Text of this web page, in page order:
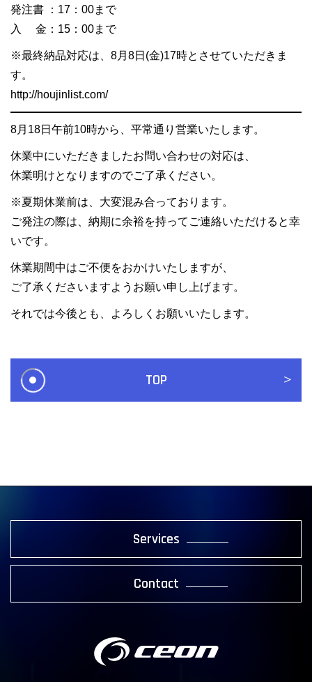
発注書 ：17：00まで
入 金：15：00まで
※最終納品対応は、8月8日(金)17時とさせていただきま
す。
http://houjinlist.com/
8月18日午前10時から、平常通り営業いたします。
休業中にいただきましたお問い合わせの対応は、
休業明けとなりますのでご了承ください。
※夏期休業前は、大変混み合っております。
ご発注の際は、納期に余裕を持ってご連絡いただけると幸
いです。
休業期間中はご不便をおかけいたしますが、
ご了承くださいますようお願い申し上げます。
それでは今後とも、よろしくお願いいたします。
TOP ＞
Services
Contact